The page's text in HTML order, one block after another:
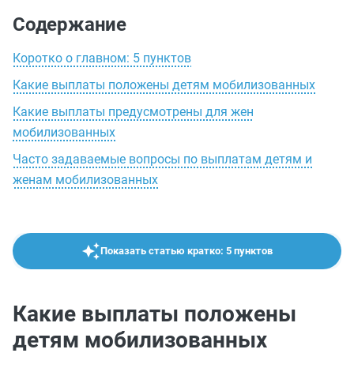
Содержание
Коротко о главном: 5 пунктов
Какие выплаты положены детям мобилизованных
Какие выплаты предусмотрены для жен
мобилизованных
Часто задаваемые вопросы по выплатам детям и
женам мобилизованных
Показать статью кратко: 5 пунктов
Какие выплаты положены
детям мобилизованных